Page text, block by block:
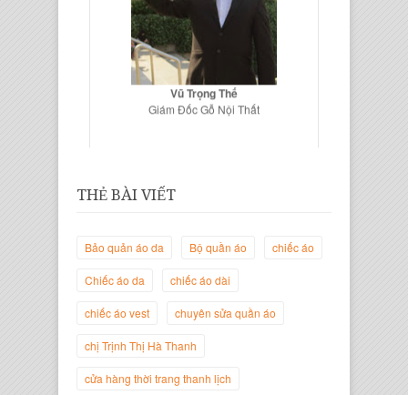
Vũ Trọng Thế
Giám Đốc Gỗ Nội Thất
Trịnh Thị Hà Thanh
Giám Đốc Thương Hiệu Giày Thời
Trang Thanh Lịch
THẺ BÀI VIẾT
Bảo quản áo da Bộ quần áo chiếc áo
Chiếc áo da chiếc áo dài
chiếc áo vest chuyên sửa quần áo
chị Trịnh Thị Hà Thanh
cửa hàng thời trang thanh lịch